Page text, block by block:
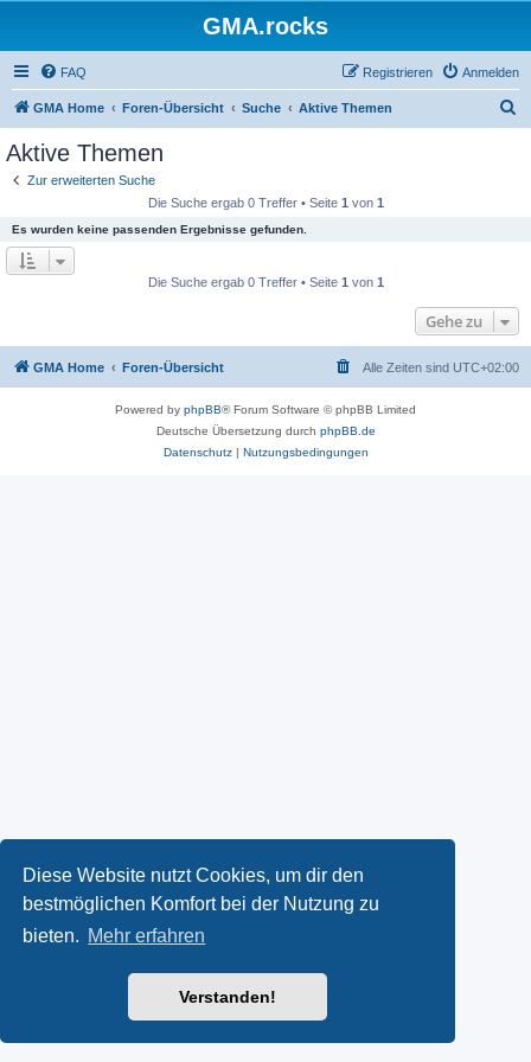
Diese Website nutzt Cookies, um dir den
bestmöglichen Komfort bei der Nutzung zu
bieten. Mehr erfahren
Verstanden!
GMA.rocks
FAQ Anmelden
Registrieren
GMA Home Foren-Übersicht Suche Aktive Themen
Aktive Themen
Zur erweiterten Suche
Die Suche ergab 0 Treffer • Seite 1 von 1
Es wurden keine passenden Ergebnisse gefunden.
Die Suche ergab 0 Treffer • Seite 1 von 1
Gehe zu
GMA Home Foren-Übersicht Alle Zeiten sind UTC+02:00
Powered by phpBB® Forum Software © phpBB Limited
Deutsche Übersetzung durch phpBB.de
Datenschutz| Nutzungsbedingungen